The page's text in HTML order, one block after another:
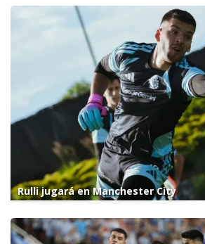
Rulli jugará en Manchester City